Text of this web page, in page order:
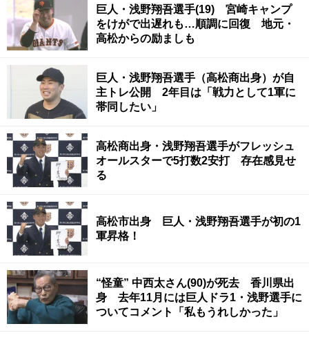
巨人・浅野翔吾選手(19) 宮崎キャンプ
をけがで出遅れも…順調に回復 地元・
高松からの励ましも
巨人・浅野翔吾選手（高松商出身）が自
主トレ公開 2年目は「戦力として1軍に
帯同したい」
高松商出身・浅野翔吾選手がフレッシュ
オールスターで5打数2安打 存在感見せ
る
高松市出身 巨人・浅野翔吾選手が初の1
軍昇格！
“怪童” 中西太さん(90)が死去 香川県出
身 去年11月には巨人ドラ1・浅野選手に
ついてコメント「私もうれしかった」